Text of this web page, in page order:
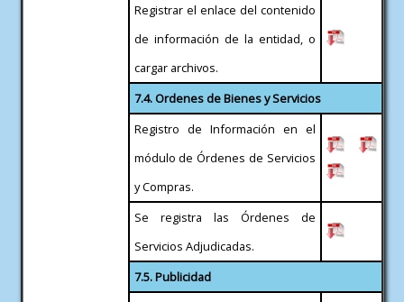
Registrar el enlace del contenido
de información de la entidad, o
cargar archivos.
7.4. Ordenes de Bienes y Servicios
Registro de Información en el
módulo de Órdenes de Servicios
y Compras.
Se registra las Órdenes de
Servicios Adjudicadas.
7.5. Publicidad